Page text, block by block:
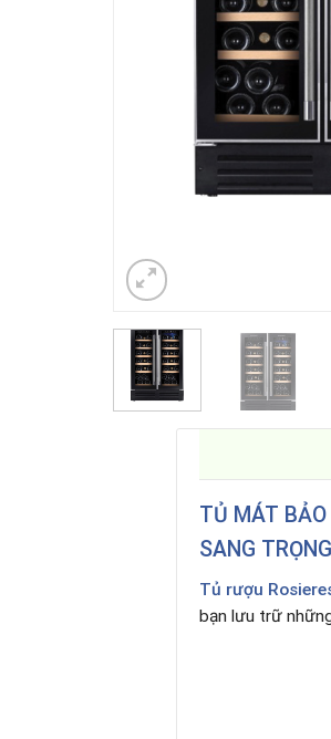
TỦ MÁT BẢO
SANG
Tủ rượu
bạn lưu trữ